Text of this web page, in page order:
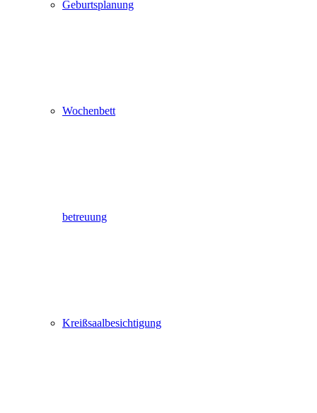
Geburtsplanung
Wochenbett
betreuung
Kreißsaalbesichtigung